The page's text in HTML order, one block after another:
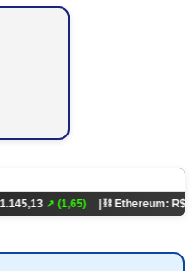
| ⛓️ Ethereum: R$ 18.321,93